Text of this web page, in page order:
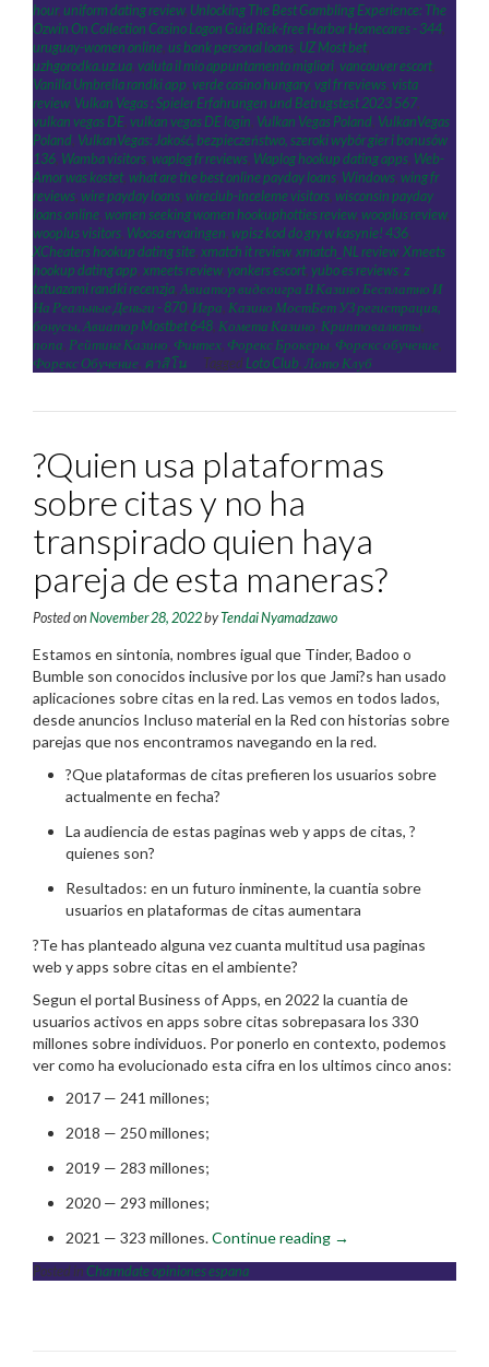
hour, uniform dating review, Unlocking The Best Gambling Experience: The
Ozwin On Collection Casino Logon Guid Risk-free Harbor Homecares - 344,
uruguay-women online, us bank personal loans, UZ Most bet,
uzhgorodka.uz.ua, valuta il mio appuntamento migliori, vancouver escort,
Vanilla Umbrella randki app, verde casino hungary, vgl fr reviews, vista
review, Vulkan Vegas ️: Spieler Erfahrungen und Betrugstest 2023 567,
vulkan vegas DE, vulkan vegas DE login, Vulkan Vegas Poland, VulkanVegas
Poland, VulkanVegas: Jakość, bezpieczeństwo, szeroki wybór gier i bonusów
136, Wamba visitors, waplog fr reviews, Waplog hookup dating apps, Web-
Amor was kostet, what are the best online payday loans, Windows, wing fr
reviews, wire payday loans, wireclub-inceleme visitors, wisconsin payday
loans online, women seeking women hookuphotties review, wooplus review,
wooplus visitors, Woosa ervaringen, wpisz kod do gry w kasynie! 436,
XCheaters hookup dating site, xmatch it review, xmatch_NL review, Xmeets
hookup dating app, xmeets review, yonkers escort, yubo es reviews, z
tatuazami randki recenzja, Авиатор видеоигра В Казино Бесплатно И
На Реальные Деньги - 870, Игра, Казино МостБет УЗ регистрация,
бонусы, Авиатор Mostbet 648, Комета Казино, Криптовалюты,
попа, Рейтинг Казино, Финтех, Форекс Брокеры, Форекс обучение,
Форекс Обучение, คาสิโน Tagged Loto Club, Лото Клуб
?Quien usa plataformas
sobre citas y no ha
transpirado quien haya
pareja de esta maneras?
Posted on November 28, 2022byTendai Nyamadzawo
Estamos en sintonia, nombres igual que Tinder, Badoo o
Bumble son conocidos inclusive por los que Jami?s han usado
aplicaciones sobre citas en la red. Las vemos en todos lados,
desde anuncios Incluso material en la Red con historias sobre
parejas que nos encontramos navegando en la red.
?Que plataformas de citas prefieren los usuarios sobre
actualmente en fecha?
La audiencia de estas paginas web y apps de citas, ?
quienes son?
Resultados: en un futuro inminente, la cuanti­a sobre
usuarios en plataformas de citas aumentara
?Te has planteado alguna vez cuanta multitud usa paginas
web y apps sobre citas en el ambiente?
Segun el portal Business of Apps, en 2022 la cuanti­a de
usuarios activos en apps sobre citas sobrepasara los 330
millones sobre individuos. Por ponerlo en contexto, podemos
ver como ha evolucionado esta cifra en los ultimos cinco anos:
2017 — 241 millones;
2018 — 250 millones;
2019 — 283 millones;
2020 — 293 millones;
2021 — 323 millones.Continue reading “?
Quien
usa
→
Posted in Charmdate opiniones espana